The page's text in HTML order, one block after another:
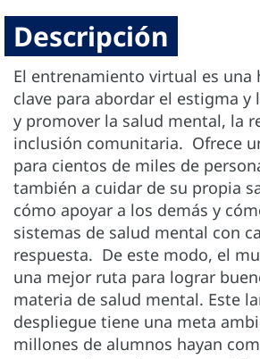
Descripción
El entrenamiento virtual es una
clave para abordar el estigma y
y promover la salud mental, la
inclusión comunitaria. Ofrece
para cientos de miles de
también a cuidar de su propia
cómo apoyar a los demás y
sistemas de salud mental con
respuesta. De este modo, el
una mejor ruta para lograr
materia de salud mental. Este
despliegue tiene una meta
millones de alumnos hayan